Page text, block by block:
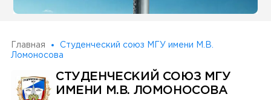
Главная
Студенческий союз МГУ имени М.В.
Ломоносова
СТУДЕНЧЕСКИЙ СОЮЗ МГУ
ИМЕНИ М.В. ЛОМОНОСОВА